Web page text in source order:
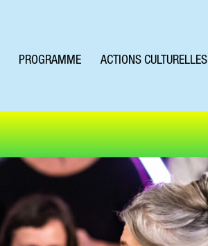
PROGRAMME ACTIONS CULTURELLES